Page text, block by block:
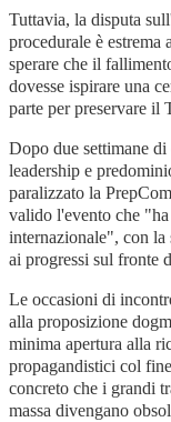
Tuttavia, la disputa
procedurale è estrema
sperare che il
dovesse ispirare una
parte per preservare il
Dopo due settimane
leadership e
paralizzato la
valido l'evento che
internazionale", con
ai progressi sul fronte
Le occasioni di
alla proposizione
minima apertura alla
propagandistici col
concreto che i grandi
massa divengano